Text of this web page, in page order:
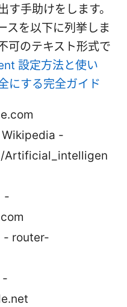
手助けをします。
スを以下に列挙しま
可のテキスト形式で
設定方法と使い
にする完全ガイド
-
Artificial_intelligen
-
- router-
-